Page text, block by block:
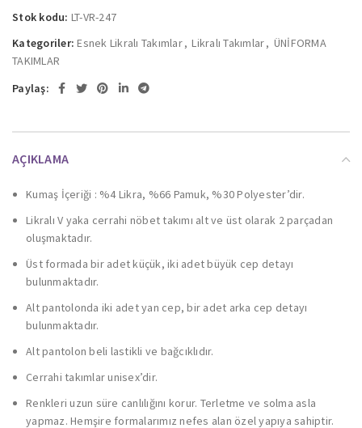
Stok kodu: LT-VR-247
Kategoriler: Esnek Likralı Takımlar, Likralı Takımlar, ÜNİFORMA
TAKIMLAR
Paylaş:
AÇIKLAMA
Kumaş İçeriği : %4 Likra, %66 Pamuk, %30 Polyester’dir.
Likralı V yaka cerrahi nöbet takımı alt ve üst olarak 2 parçadan
oluşmaktadır.
Üst formada bir adet küçük, iki adet büyük cep detayı
bulunmaktadır.
Alt pantolonda iki adet yan cep, bir adet arka cep detayı
bulunmaktadır.
Alt pantolon beli lastikli ve bağcıklıdır.
Cerrahi takımlar unisex’dir.
Renkleri uzun süre canlılığını korur. Terletme ve solma asla
yapmaz. Hemşire formalarımız nefes alan özel yapıya sahiptir.